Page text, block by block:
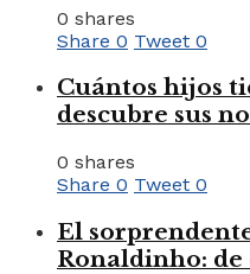
0 shares
Share 0 Tweet 0
Cuántos hijos
descubre sus
0 shares
Share 0 Tweet 0
El
Ronaldinho: